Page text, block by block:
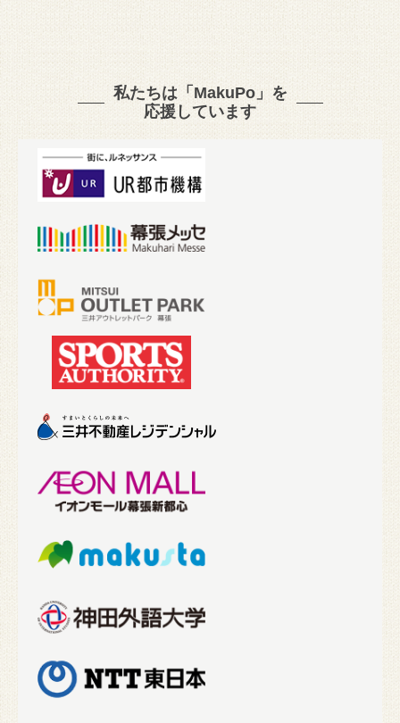
私たちは「MakuPo」を
応援しています